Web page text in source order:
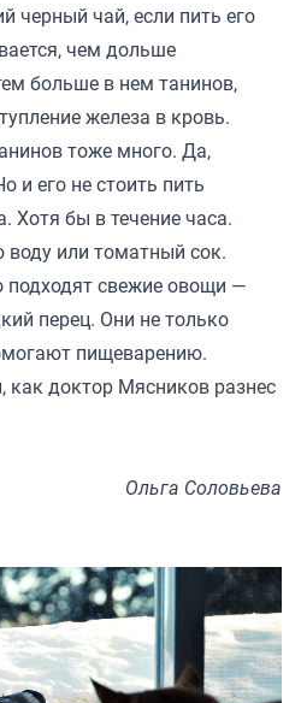
черный чай, если пить его
чем дольше
больше в нем танинов,
железа в кровь.
тоже много. Да,
и его не стоить пить
Хотя бы в течение часа.
или томатный сок.
подходят свежие овощи —
перец. Они не только
пищеварению.
, как доктор Мясников разнес
Ольга Соловьева